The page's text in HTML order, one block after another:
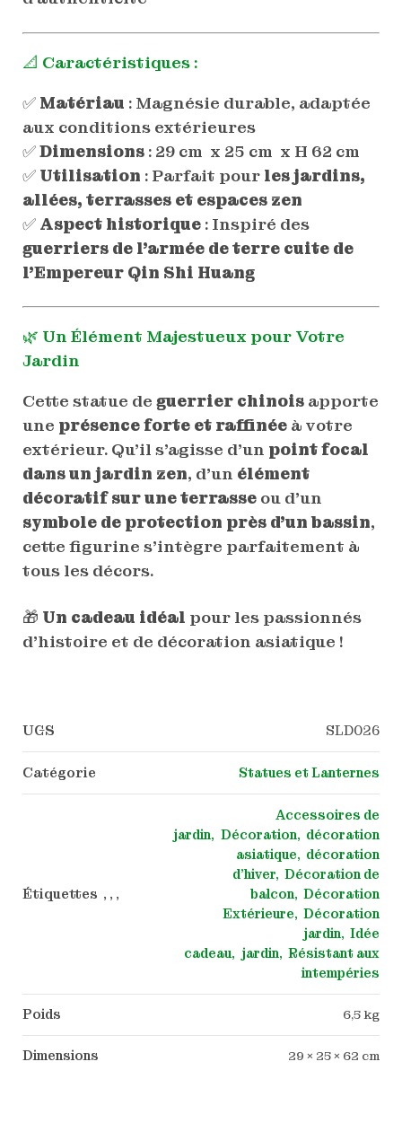
📐 Caractéristiques :
✅ Matériau : Magnésie durable, adaptée
aux conditions extérieures
✅Dimensions: 29 cm x 25 cm x H 62 cm
✅ Utilisation : Parfait pour les jardins,
allées, terrasses et espaces zen
✅ Aspect historique: Inspiré des
guerriers de l’armée de terre cuite de
l’Empereur Qin Shi Huang
🌿 Un Élément Majestueux pour Votre
Jardin
Cette statue de guerrier chinoisapporte
une présence forte et raffinéeà votre
extérieur. Qu’il s’agisse d’un point focal
dans un jardin zen, d’un élément
décoratif sur une terrasseou d’un
symbole de protection près d’un bassin,
cette figurine s’intègre parfaitement à
tous les décors.
🎁 Un cadeau idéal pour les passionnés
d’histoire et de décoration asiatique !
UGS SLD026
Catégorie Statues et Lanternes
Étiquettes , , ,
Accessoires de
jardin
Décoration
décoration
asiatique
décoration
d'hiver Décoration de
balcon Décoration
Extérieure
Décoration
jardin Idée
cadeau
jardin Résistant aux
intempéries
Poids 6,5 kg
Dimensions 29 × 25 × 62 cm